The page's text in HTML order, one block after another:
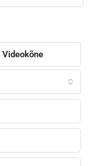
Videokõne